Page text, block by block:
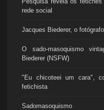
rede social
Jacques Biederer, o
O sado-masoquismo
Biederer (NSFW)
"Eu chicoteei um cara",
fetichista
Sadomasoquismo